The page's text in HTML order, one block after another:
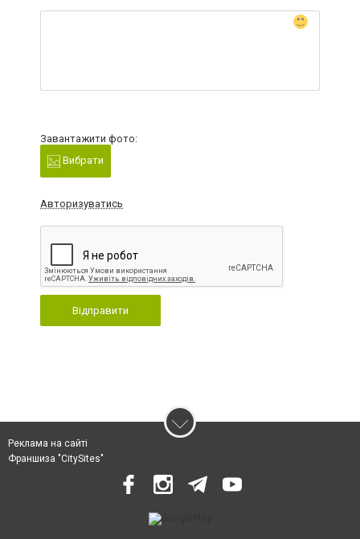
Завантажити фото:
Вибрати
Авторизуватись
Відправити
Реклама на сайті
Франшиза "CitySites"